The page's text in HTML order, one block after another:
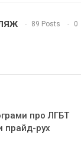
89 Posts 0
про ЛГБТ
прайд-рух